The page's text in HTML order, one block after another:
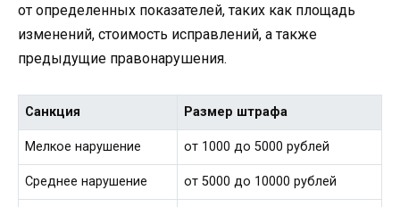
от определенных показателей, таких как площадь
изменений, стоимость исправлений, а также
предыдущие правонарушения.
Санкция Размер штрафа
Мелкое нарушение от 1000 до 5000 рублей
Среднее нарушение от 5000 до 10000 рублей